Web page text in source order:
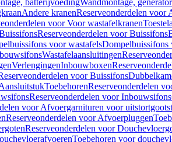
batterijvoedingWandmontage,
Andere kranenReserveonderdelen voor
voor Voor wastafelkranen
Reserveonderdelen voor Buissifons
voor wastafelsDompelbuissifons
Wastafelaansluitingen
VerlengingenInbouwboxen
voor Buissifons
ToebehorenReserveonderdelen
Reserveonderdelen voor Inbouwsifons
voor Afvoergarnituren voor
Reserveonderdelen voor Afvoerpluggen
Reserveonderdelen voor
Toebehoren voor